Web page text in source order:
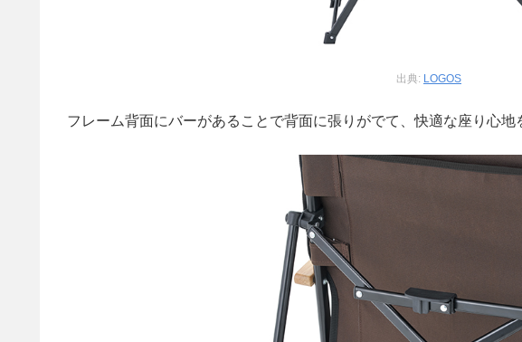
出典: LOGOS
フレーム背面にバーがあることで背面に張りがでて、快適な座り心地